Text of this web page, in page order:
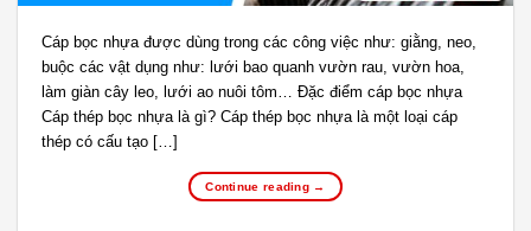
Cáp bọc nhựa được dùng trong các công việc như: giằng, neo,
buộc các vật dụng như: lưới bao quanh vườn rau, vườn hoa,
làm giàn cây leo, lưới ao nuôi tôm… Đặc điểm cáp bọc nhựa
Cáp thép bọc nhựa là gì? Cáp thép bọc nhựa là một loại cáp
thép có cấu tạo […]
Continue reading →